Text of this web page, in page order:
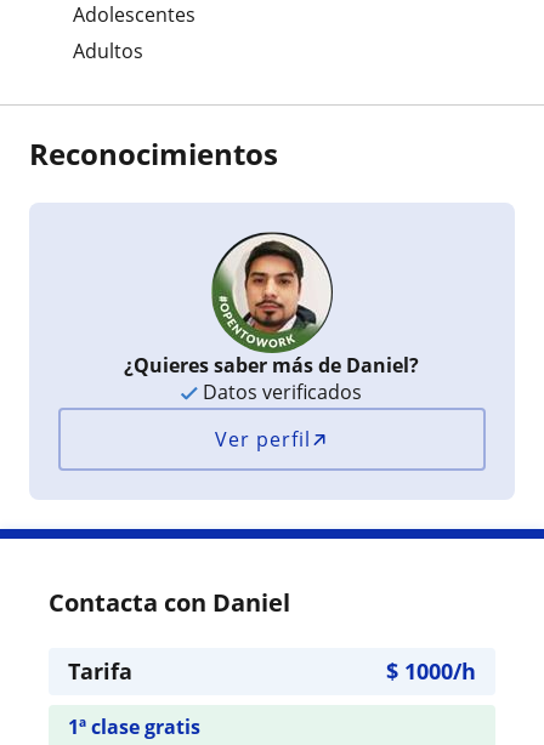
Adolescentes
Adultos
Reconocimientos
¿Quieres saber más de Daniel?
Datos verificados
Ver perfil
Contacta con Daniel
Tarifa $ 1000/h
1ª clase gratis